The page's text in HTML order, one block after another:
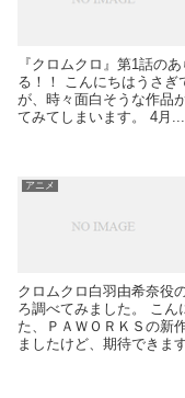
『クロムクロ』第1話の
る！！ こんにちはうさぎ
が、時々面白そうな作品
てみてしまいます。 4月...
アニメ
クロムクロ白羽由希奈役
ろ調べてみました。 こん
た、ＰＡＷＯＲＫＳの新
ましたけど、期待できま